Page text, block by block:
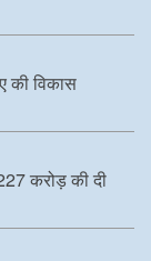
की विकास
करोड़ की दी